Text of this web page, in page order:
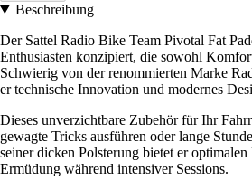
Beschreibung
Der Sattel Radio Bike Team Pivotal Fat
Enthusiasten konzipiert, die sowohl
Schwierig von der renommierten Marke
er technische Innovation und modernes
Dieses unverzichtbare Zubehör für Ihr
gewagte Tricks ausführen oder lange
seiner dicken Polsterung bietet er
Ermüdung während intensiver Sessions.